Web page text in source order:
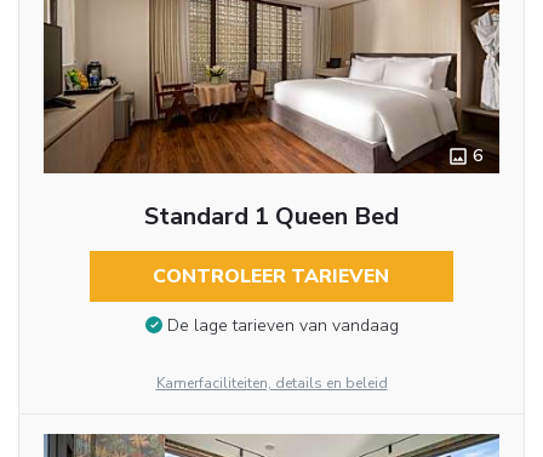
6
Standard 1 Queen Bed
CONTROLEER TARIEVEN
De lage tarieven van vandaag
Kamerfaciliteiten, details en beleid